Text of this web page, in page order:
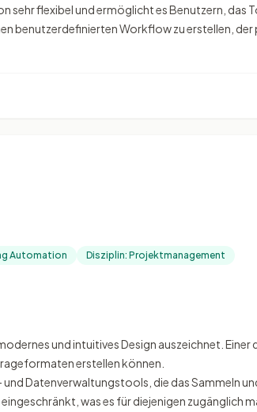
flexibel und ermöglicht es Benutzern, das
benutzerdefinierten Workflow zu erstellen,
Automation
Disziplin: Projektmanagement
und intuitives Design auszeichnet.
erstellen können.
Datenverwaltungstools, die das Sammeln
was es für diejenigen zugänglich